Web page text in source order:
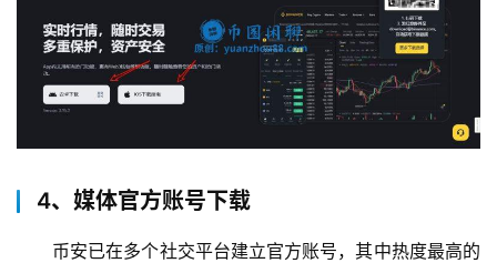
4、媒体官方账号下载
币安已在多个社交平台建立官方账号，其中热度最高的